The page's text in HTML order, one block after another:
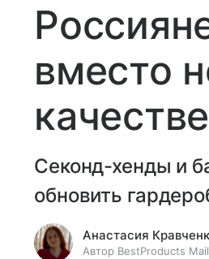
вместо
Секонд-хенды и
обновить
Анастасия
Автор BestProducts Mail